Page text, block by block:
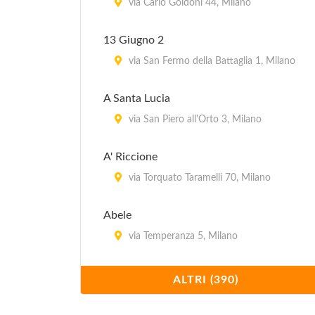
via Carlo Goldoni 44, Milano
13 Giugno 2
via San Fermo della Battaglia 1, Milano
A Santa Lucia
via San Piero all'Orto 3, Milano
A' Riccione
via Torquato Taramelli 70, Milano
Abele
via Temperanza 5, Milano
piazza della Repubblica 17, Milano
ALTRI (390)